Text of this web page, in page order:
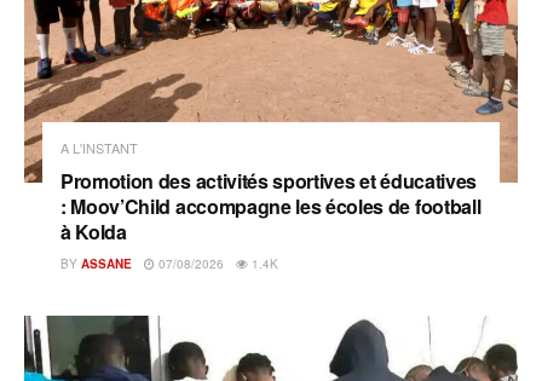
A L'INSTANT
Promotion des activités sportives et éducatives
: Moov’Child accompagne les écoles de football
à Kolda
BY ASSANE 07/08/2026 1.4K